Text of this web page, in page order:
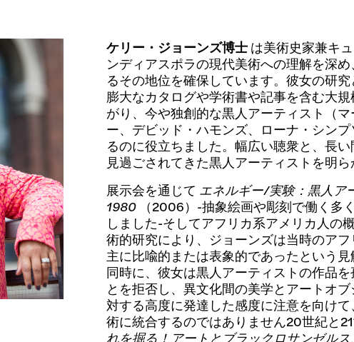
ケリー・ジョーンズ博士は美術史家兼キ
ンディアスポラの現代美術への理解を深
るその地位を確保しています。彼女の研究
膨大なカタログや学術書や記事を含む大
がり、今や独創的な黒人アーティスト（
ー、デビッド・ハモンズ、ローナ・シン
るのに役立ちました。幅広い聴衆と、長
見過ごされてきた黒人アーティストを明ら
展示会を通じて エネルギー/実験：黒人ア
1980（2006）-抽象絵画や彫刻で働く多
しました-そしてアフリカ系アメリカ人の
術的研究により、ジョーンズは当時のア
主に比喩的または表象的であったという見
同時に、彼女は黒人アーティストの作品
とを拒否し、異文化間の美学とアートオ
対する高度に発達した感度に注意を向け
術に統合するのではありません20世紀と
れを掘る！アートとブラックロサンゼル